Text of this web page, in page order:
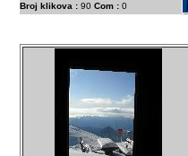
Broj klikova :90 Com :0